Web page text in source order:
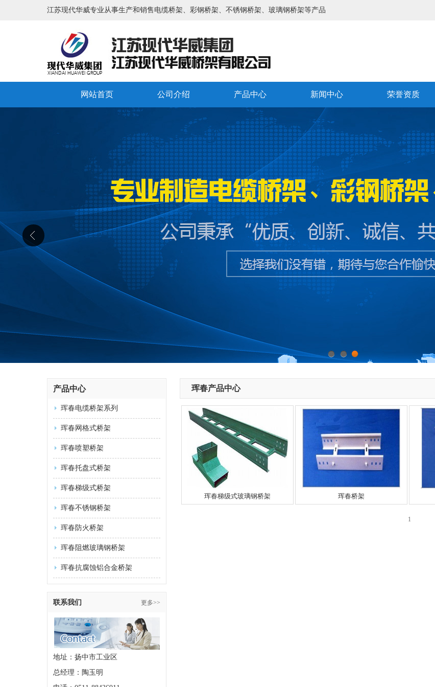
江苏现代华威专业从事生产和销售电缆桥架、彩钢桥架、不锈钢桥架、玻璃钢桥架等产品
网站首页 公司介绍 产品中心 新闻中心 荣誉资质
1 2 3
产品中心
珲春电缆桥架系列
珲春网格式桥架
珲春喷塑桥架
珲春托盘式桥架
珲春梯级式桥架
珲春不锈钢桥架
珲春防火桥架
珲春阻燃玻璃钢桥架
珲春抗腐蚀铝合金桥架
联系我们 更多>>
地址：扬中市工业区
总经理：陶玉明
珲春产品中心
珲春梯级式玻璃钢桥架 珲春桥架
1